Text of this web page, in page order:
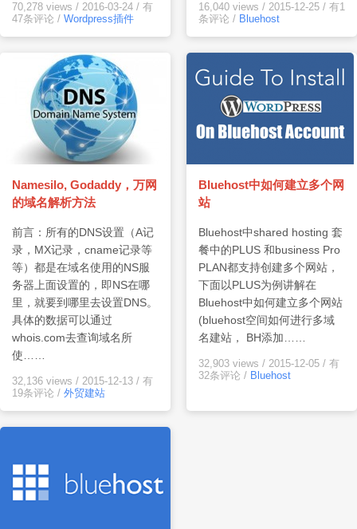
70,278 views / 2016-03-24 / 有
47条评论 / Wordpress插件
16,040 views / 2015-12-25 / 有1
条评论 / Bluehost
Namesilo, Godaddy，万网
的域名解析方法
前言：所有的DNS设置（A记
录，MX记录，cname记录等
等）都是在域名使用的NS服
务器上面设置的，即NS在哪
里，就要到哪里去设置DNS。
具体的数据可以通过
whois.com去查询域名所
使……
32,136 views / 2015-12-13 / 有
19条评论 / 外贸建站
Bluehost中如何建立多个网
站
Bluehost中shared hosting 套
餐中的PLUS 和business Pro
PLAN都支持创建多个网站，
下面以PLUS为例讲解在
Bluehost中如何建立多个网站
(bluehost空间如何进行多域
名建站， BH添加……
32,903 views / 2015-12-05 / 有
32条评论 / Bluehost